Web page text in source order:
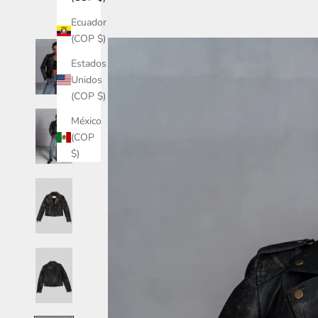
Ecuador
(COP $)
Estados
Unidos
(COP $)
México
(COP
$)